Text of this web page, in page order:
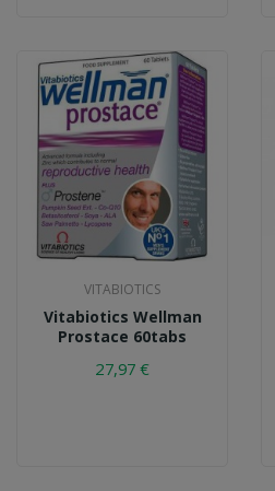
VITABIOTICS
Vitabiotics Wellman
Prostace 60tabs
27,97 €